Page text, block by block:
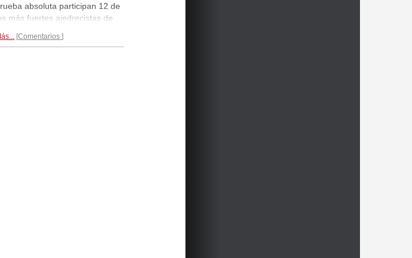
absoluta participan 12 de
más fuertes ajedrecistas de
torneo se disputa por sistema
Comentarios